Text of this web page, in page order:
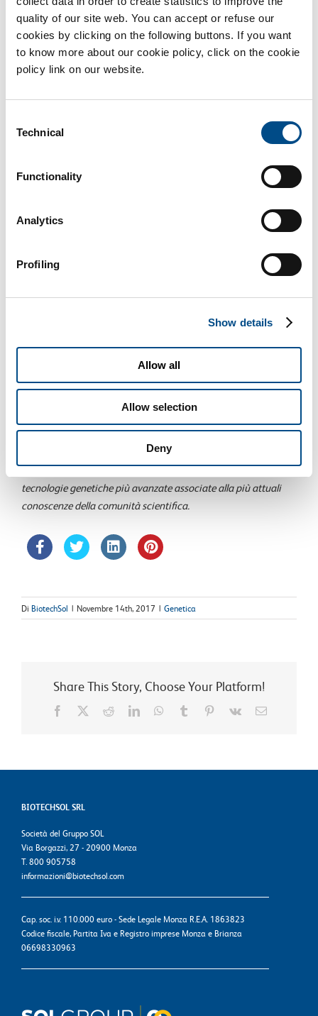
quality of our site web. You can accept or refuse our
cookies by clicking on the following buttons. If you want
to know more about our cookie policy, click on the cookie
policy link on our website.
Selection
Technical
Functionality
Analytics
Profiling
Show details
Allow all
Allow selection
Deny
superlavoro e accelera la formazione diaterosclerosi nelle
pareti delle arterie.
Colesterolemia
nelle pareti delle arterie.
eccesso dai tessuti al fegato dove viene eliminato; minore è la
loro quantità, maggiore è il rischio cardiovascolare.
Diabete.
Fonte: Istituto Superiore di Sanità
(http://www.cuore.iss.it/prevenzione/prevenzione.asp)
Prenditi tempo, fai prevenzione!
Mi Risk quantifica il “rischio genetico di base” utilizzando le
tecnologie genetiche più avanzate associate alla più attuali
conoscenze della comunità scientifica.
Di BiotechSol | Novembre 14th, 2017 | Genetica
Share This Story, Choose Your Platform!
Facebook RedditLinkedInWhatsApp
Tumblr Pinterest
Vk Email
BIOTECHSOL SRL
Società del Gruppo SOL
Via Borgazzi, 27 - 20900 Monza
T. 800 905758
informazioni@biotechsol.com
Cap. soc. i.v. 110.000 euro - Sede Legale Monza R.E.A. 1863823
Codice fiscale, Partita Iva e Registro imprese Monza e Brianza
06698330963